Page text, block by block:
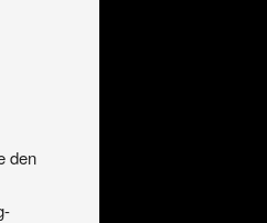
den